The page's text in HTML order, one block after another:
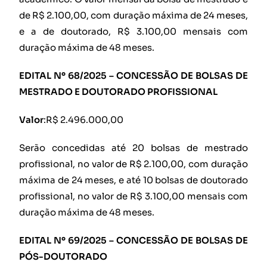
de R$ 2.100,00, com duração máxima de 24 meses,
e a de doutorado, R$ 3.100,00 mensais com
duração máxima de 48 meses.
EDITAL Nº 68/2025 – CONCESSÃO DE BOLSAS DE
MESTRADO E DOUTORADO PROFISSIONAL
Valor:R$ 2.496.000,00
Serão concedidas até 20 bolsas de mestrado
profissional, no valor de R$ 2.100,00, com duração
máxima de 24 meses, e até 10 bolsas de doutorado
profissional, no valor de R$ 3.100,00 mensais com
duração máxima de 48 meses.
EDITAL Nº 69/2025 – CONCESSÃO DE BOLSAS DE
PÓS-DOUTORADO